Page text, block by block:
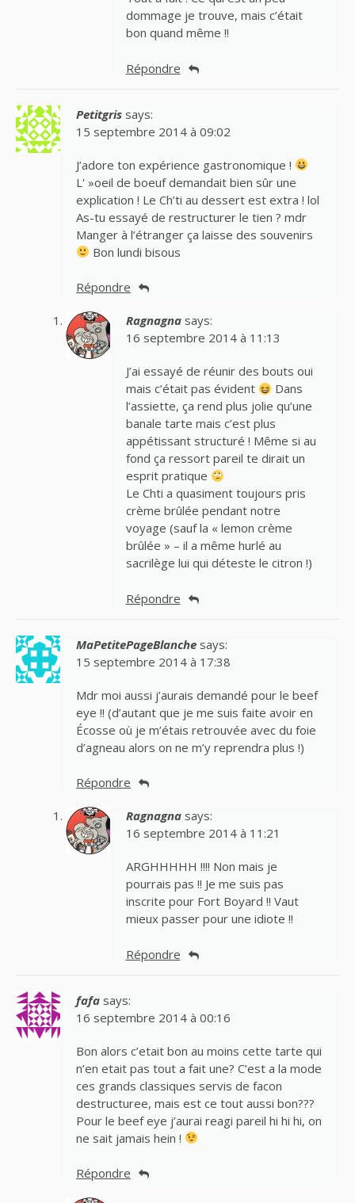
dommage je trouve, mais c’était
bon quand même !!
Répondre
Petitgris says:
15 septembre 2014 à 09:02
J’adore ton expérience gastronomique !
L' »oeil de boeuf demandait bien sûr une
explication ! Le Ch’ti au dessert est extra ! lol
As-tu essayé de restructurer le tien ? mdr
Manger à l’étranger ça laisse des souvenirs
Bon lundi bisous
Répondre
Ragnagna says:
16 septembre 2014 à 11:13
J’ai essayé de réunir des bouts oui
mais c’était pas évident
Dans
l’assiette, ça rend plus jolie qu’une
banale tarte mais c’est plus
appétissant structuré ! Même si au
fond ça ressort pareil te dirait un
esprit pratique
Le Chti a quasiment toujours pris
crème brûlée pendant notre
voyage (sauf la « lemon crème
brûlée » – il a même hurlé au
sacrilège lui qui déteste le citron !)
Répondre
MaPetitePageBlanche says:
15 septembre 2014 à 17:38
Mdr moi aussi j’aurais demandé pour le beef
eye !! (d’autant que je me suis faite avoir en
Écosse où je m’étais retrouvée avec du foie
d’agneau alors on ne m’y reprendra plus !)
Répondre
Ragnagna says:
16 septembre 2014 à 11:21
ARGHHHHH !!!! Non mais je
pourrais pas !! Je me suis pas
inscrite pour Fort Boyard !! Vaut
mieux passer pour une idiote !!
Répondre
fafa says:
16 septembre 2014 à 00:16
Bon alors c’etait bon au moins cette tarte qui
n’en etait pas tout a fait une? C’est a la mode
ces grands classiques servis de facon
destructuree, mais est ce tout aussi bon???
Pour le beef eye j’aurai reagi pareil hi hi hi, on
ne sait jamais hein !
Répondre